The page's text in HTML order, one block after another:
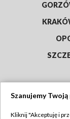
Szanujemy
Kliknij "Akceptuję i